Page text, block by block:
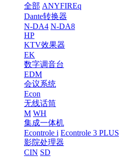
全部 ANYFIREq
Dante转换器
N-DA4 N-DA8
HP
KTV效果器
EK
数字调音台
EDM
会议系统
Econ
无线话筒
M WH
集成一体机
Econtrole i Econtrole 3 PLUS
影院处理器
CIN SD